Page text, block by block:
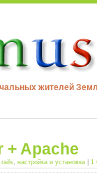
жителей
+ Apache
rails, настройка и установка 1